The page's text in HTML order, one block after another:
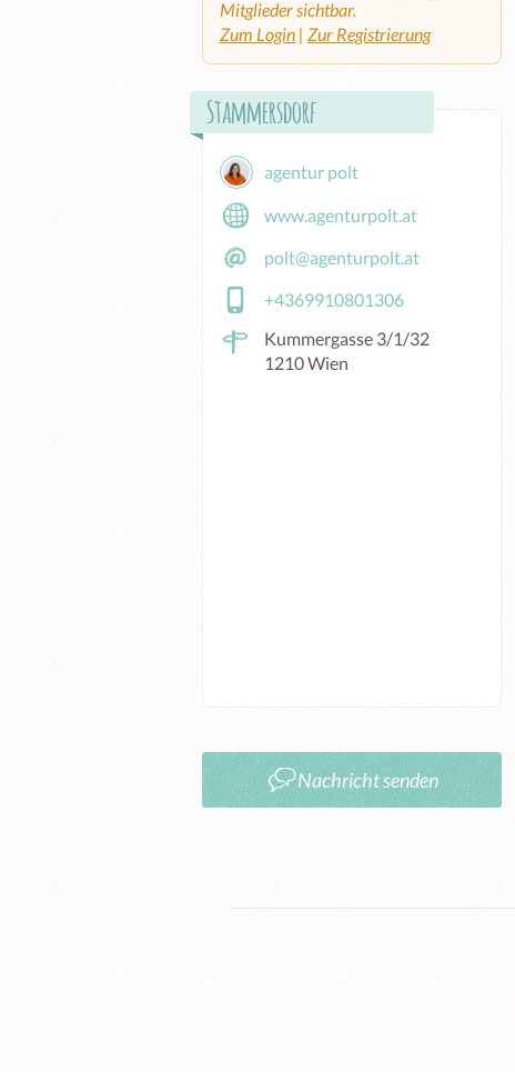
Mitglieder sichtbar.
Zum Login | Zur Registrierung
Stammersdorf
agentur polt
www.agenturpolt.at
polt@agenturpolt.at
+4369910801306
Kummergasse 3/1/32
1210 Wien
Nachricht senden